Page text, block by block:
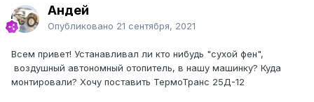
Андей
Опубликовано 21 сентября, 2021
Всем привет! Устанавливал ли кто нибудь "сухой фен",
воздушный автономный отопитель, в нашу машинку? Куда
монтировали? Хочу поставить ТермоТранс 25Д-12